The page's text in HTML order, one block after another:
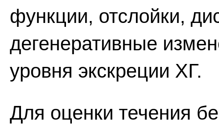
функции, отслойки,
дегенеративные
уровня экскреции ХГ.
Для оценки течения